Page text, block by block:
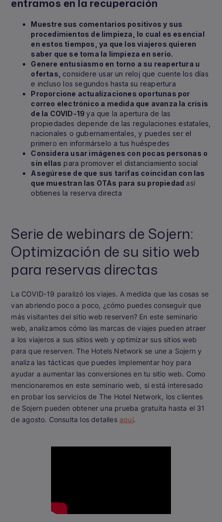
entramos en la recuperación
Muestre sus comentarios positivos y sus
procedimientos de limpieza, lo cual es esencial
en estos tiempos, ya que los viajeros quieren
saber que se toma la limpieza en serio.
Genere entusiasmo en torno a su reapertura u
ofertas, considere usar un reloj que cuente los días
e incluso los segundos hasta su reapertura
Proporcione actualizaciones oportunas por
correo electrónico a medida que avanza la crisis
de la COVID-19ya que la apertura de las
propiedades depende de las regulaciones estatales,
nacionales o gubernamentales, y puedes ser el
primero en informárselo a tus huéspedes
Considera usar imágenes con pocas personas o
sin ellas para promover el distanciamiento social
Asegúrese de que sus tarifas coincidan con las
que muestran las OTAs para su propiedad así
obtienes la reserva directa
Serie de webinars de Sojern:
Optimización de su sitio web
para reservas directas
La COVID-19 paralizó los viajes. A medida que las cosas se
van abriendo poco a poco, ¿cómo puedes conseguir que
más visitantes del sitio web reserven? En este seminario
web, analizamos cómo las marcas de viajes pueden atraer
a los viajeros a sus sitios web y optimizar sus sitios web
para que reserven. The Hotels Network se une a Sojern y
analiza las tácticas que puedes implementar hoy para
ayudar a aumentar las conversiones en tu sitio web. Como
mencionaremos en este seminario web, si está interesado
en probar los servicios de The Hotel Network, los clientes
de Sojern pueden obtener una prueba gratuita hasta el 31
de agosto. Consulta los detalles aquí.